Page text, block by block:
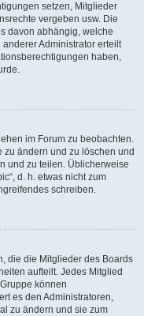
setzen, Mitglieder
vergeben usw. Die
davon abhängig, welche
Administrator erteilt
haben,
im Forum zu beobachten.
ändern und zu löschen und
und zu teilen. Üblicherweise
d. h. etwas nicht zum
schreiben.
die die Mitglieder des Boards
aufteilt. Jedes Mitglied
können
es den Administratoren,
zu ändern und sie zum